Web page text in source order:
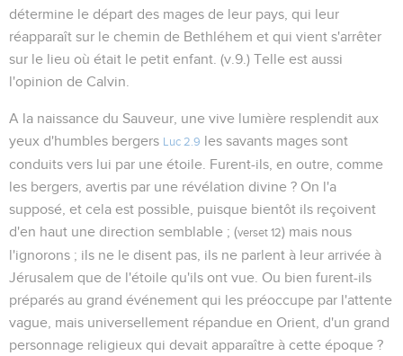
détermine le départ des mages de leur pays, qui leur
réapparaît sur le chemin de Bethléhem et qui vient s'arrêter
sur le lieu où était le petit enfant. (v.9.) Telle est aussi
l'opinion de Calvin.
A la naissance du Sauveur, une vive lumière resplendit aux
yeux d'humbles bergers
Luc 2.9 les savants mages sont
conduits vers lui par une étoile. Furent-ils, en outre, comme
les bergers, avertis par une révélation divine ? On l'a
supposé, et cela est possible, puisque bientôt ils reçoivent
d'en haut une direction semblable ; (verset 12) mais nous
l'ignorons ; ils ne le disent pas, ils ne parlent à leur arrivée à
Jérusalem que de l'étoile qu'ils ont vue. Ou bien furent-ils
préparés au grand événement qui les préoccupe par l'attente
vague, mais universellement répandue en Orient, d'un grand
personnage religieux qui devait apparaître à cette époque ?